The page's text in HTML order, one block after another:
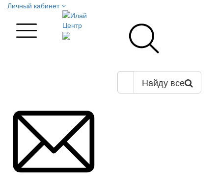
Личный кабинет
Найду все